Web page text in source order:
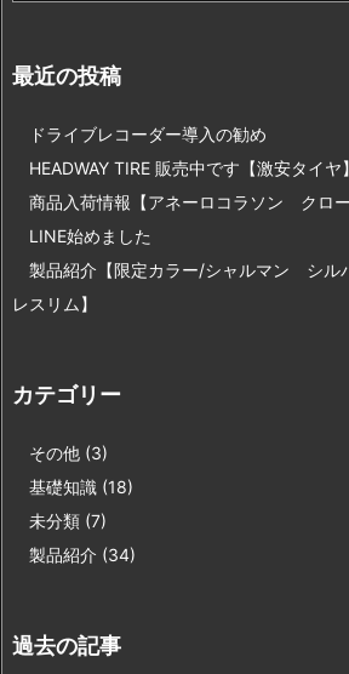
最近の投稿
ドライブレコーダー導入の勧め
HEADWAY TIRE 販売中です【激安タイヤ】
商品入荷情報【アネーロコラソン クロー
LINE始めました
製品紹介【限定カラー/シャルマン シル
レスリム】
カテゴリー
その他 (3)
基礎知識 (18)
未分類 (7)
製品紹介 (34)
過去の記事